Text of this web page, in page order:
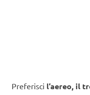
Preferisci l’aereo, il